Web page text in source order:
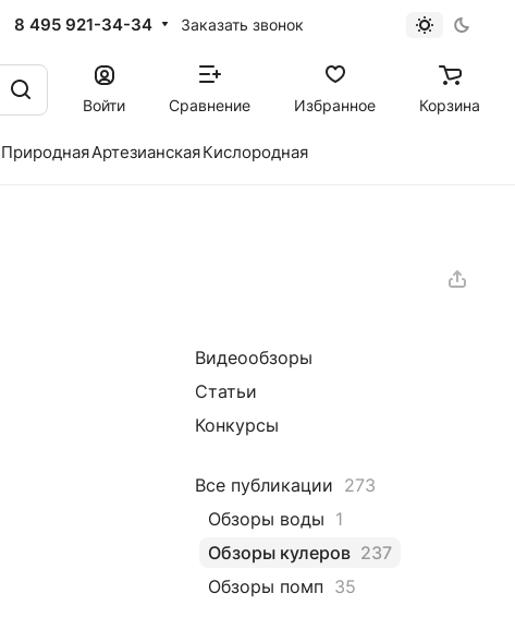
8 495 921-34-34 Заказать звонок
Войти Сравнение Избранное Корзина
ПрироднаяАртезианскаяКислородная
Видеообзоры
Статьи
Конкурсы
Все публикации 273
Обзоры воды 1
Обзоры кулеров 237
Обзоры помп 35